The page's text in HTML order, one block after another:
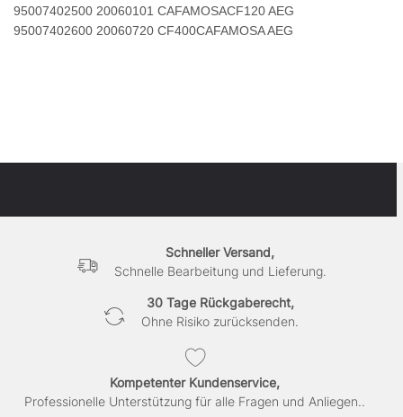
95007402500 20060101 CAFAMOSACF120 AEG
95007402600 20060720 CF400CAFAMOSA AEG
Schneller Versand,
Schnelle Bearbeitung und Lieferung.
30 Tage Rückgaberecht,
Ohne Risiko zurücksenden.
Kompetenter Kundenservice,
Professionelle Unterstützung für alle Fragen und Anliegen..